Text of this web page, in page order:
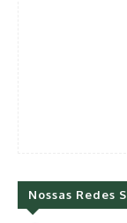
Nossas Redes